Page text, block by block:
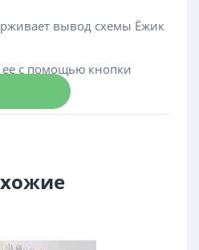
вывод схемы Ёжик
ее с помощью кнопки